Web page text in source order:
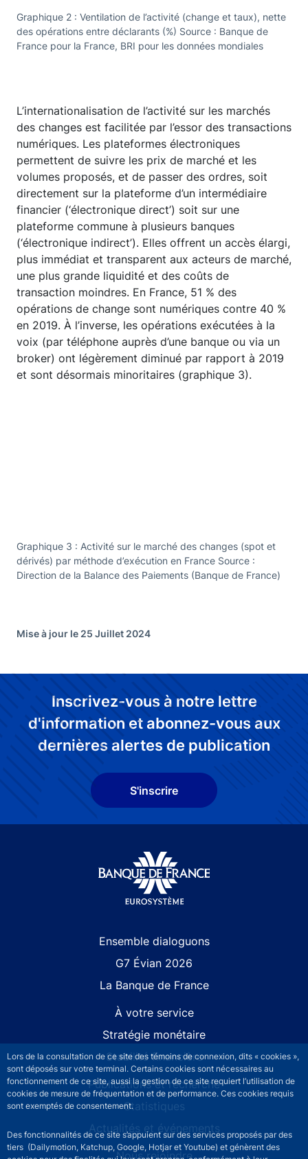
Lors de la consultation de ce site des témoins de connexion, dits « cookies »,
sont déposés sur votre terminal. Certains cookies sont nécessaires au
fonctionnement de ce site, aussi la gestion de ce site requiert l’utilisation de
cookies de mesure de fréquentation et de performance. Ces cookies requis
sont exemptés de consentement.
Des fonctionnalités de ce site s’appuient sur des services proposés par des
tiers (Dailymotion, Katchup, Google, Hotjar et Youtube) et génèrent des
Graphique 2 : Ventilation de l’activité (change et taux), nette
des opérations entre déclarants (%) Source : Banque de
France pour la France, BRI pour les données mondiales
L’internationalisation de l’activité sur les marchés
des changes est facilitée par l’essor des transactions
numériques. Les plateformes électroniques
permettent de suivre les prix de marché et les
volumes proposés, et de passer des ordres, soit
directement sur la plateforme d’un intermédiaire
financier (‘électronique direct’) soit sur une
plateforme commune à plusieurs banques
(‘électronique indirect’). Elles offrent un accès élargi,
plus immédiat et transparent aux acteurs de marché,
une plus grande liquidité et des coûts de
transaction moindres. En France, 51 % des
opérations de change sont numériques contre 40 %
en 2019. À l’inverse, les opérations exécutées à la
voix (par téléphone auprès d’une banque ou via un
broker) ont légèrement diminué par rapport à 2019
et sont désormais minoritaires (graphique 3).
Graphique 3 : Activité sur le marché des changes (spot et
dérivés) par méthode d’exécution en France Source :
Direction de la Balance des Paiements (Banque de France)
Mise à jour le 25 Juillet 2024
Inscrivez-vous à notre lettre
d'information et abonnez-vous aux
dernières alertes de publication
S'inscrire
Ensemble dialoguons
G7 Évian 2026
La Banque de France
À votre service
Stratégie monétaire
Stabilité financière
Publications et recherche
Statistiques
Actualités et événements
Nous rejoindre